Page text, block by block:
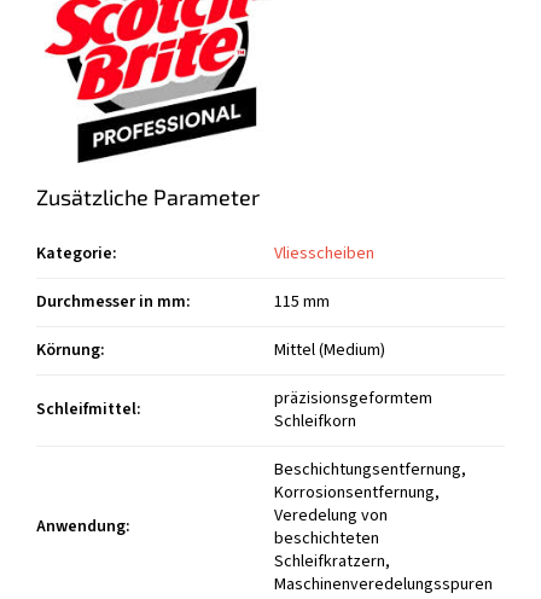
Zusätzliche Parameter
Kategorie:
Vliesscheiben
Durchmesser in mm:
115 mm
Körnung: Mittel (Medium)
Schleifmittel:
präzisionsgeformtem
Schleifkorn
Anwendung:
Beschichtungsentfernung,
Korrosionsentfernung,
Veredelung von
beschichteten
Schleifkratzern,
Maschinenveredelungsspuren